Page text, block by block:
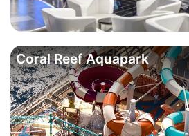
Coral Reef Aquapark